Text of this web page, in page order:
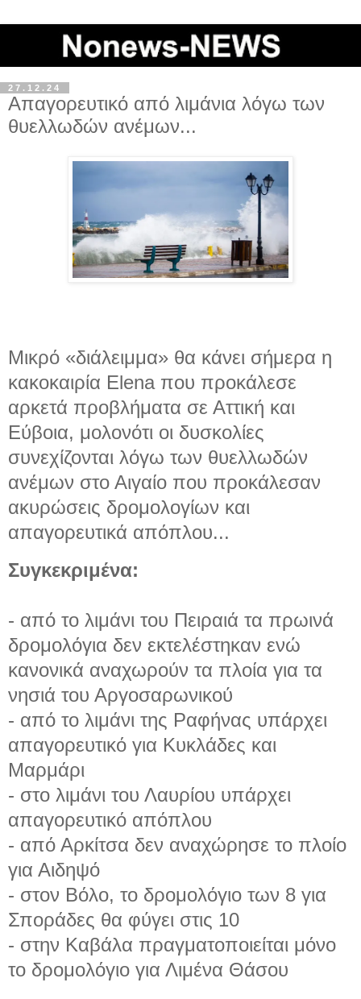
27.12.24
Απαγορευτικό από λιμάνια λόγω των
θυελλωδών ανέμων...
Mικρό «διάλειμμα» θα κάνει σήμερα η
κακοκαιρία Elena που προκάλεσε
αρκετά προβλήματα σε Αττική και
Εύβοια, μολονότι οι δυσκολίες
συνεχίζονται λόγω των θυελλωδών
ανέμων στο Αιγαίο που προκάλεσαν
ακυρώσεις δρομολογίων και
απαγορευτικά απόπλου...
Συγκεκριμένα:
- από το λιμάνι του Πειραιά τα πρωινά
δρομολόγια δεν εκτελέστηκαν ενώ
κανονικά αναχωρούν τα πλοία για τα
νησιά του Αργοσαρωνικού
- από το λιμάνι της Ραφήνας υπάρχει
απαγορευτικό για Κυκλάδες και
Μαρμάρι
- στο λιμάνι του Λαυρίου υπάρχει
απαγορευτικό απόπλου
- από Αρκίτσα δεν αναχώρησε το πλοίο
για Αιδηψό
- στον Βόλο, το δρομολόγιο των 8 για
Σποράδες θα φύγει στις 10
- στην Καβάλα πραγματοποιείται μόνο
το δρομολόγιο για Λιμένα Θάσου